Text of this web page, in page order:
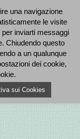
una navigazione
le visite
inviarti messaggi
Chiudendo questo
a un qualunque
dei cookie,
sui Cookies